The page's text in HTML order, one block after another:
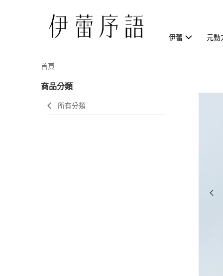
伊蕾 元動
首頁
商品分類
所有分類